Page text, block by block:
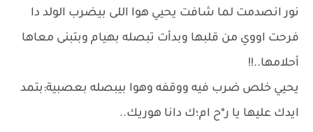
نور انصدمت لما شافت يحيي هوا اللى بيضرب الولد دا
فرحت اووي من قلبها وبدأت تبصله بهيام وبتبنى معاها
أحلامها..!!
يحيي خلص ضرب فيه ووقفه وهوا بيبصله بعصبية:بتمد
ايدك عليها يا ر*ح ام؛ك دانا هوريك..